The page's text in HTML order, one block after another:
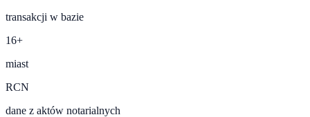
transakcji w bazie
16+
miast
RCN
dane z aktów notarialnych